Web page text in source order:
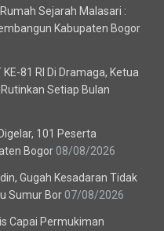
Sejarah Malasari :
Kabupaten Bogor
81 RI Di Dramaga, Ketua
Setiap Bulan
101 Peserta
Bogor 08/08/2026
Gugah Kesadaran Tidak
Sumur Bor 07/08/2026
Capai Permukiman